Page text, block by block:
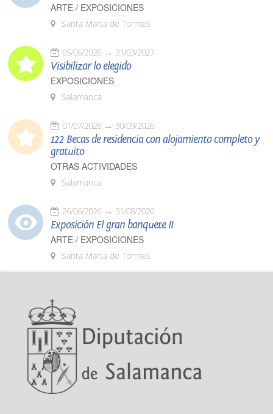
ARTE / EXPOSICIONES
Santa Marta de Tormes
05/06/2026 31/03/2027
Visibilizar lo elegido
EXPOSICIONES
Salamanca
01/07/2026 30/09/2026
122 Becas de residencia con alojamiento completo y
gratuito
OTRAS ACTIVIDADES
Salamanca
26/06/2026 31/08/2026
Exposición El gran banquete II
ARTE / EXPOSICIONES
Santa Marta de Tormes